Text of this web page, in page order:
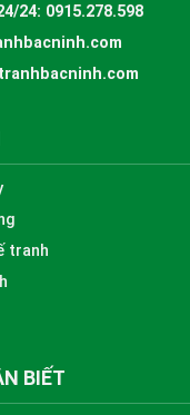
24: 0915.278.598
tranh
BIẾT